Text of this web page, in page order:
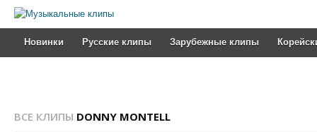
Новинки Русские клипы Зарубежные клипы
ВСЕ КЛИПЫ DONNY MONTELL